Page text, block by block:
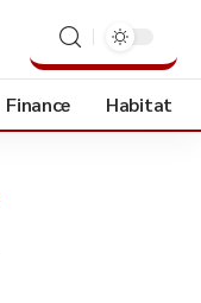
Finance Habitat